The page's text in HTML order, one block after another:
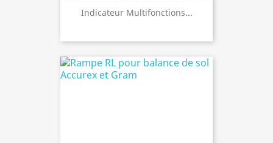
Indicateur Multifonctions...